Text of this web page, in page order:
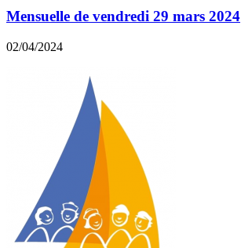
Mensuelle de vendredi 29 mars 2024
02/04/2024